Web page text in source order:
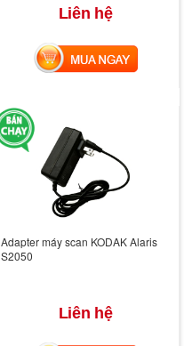
Liên hệ
MUA NGAY
Adapter máy scan KODAK Alaris
S2050
Liên hệ